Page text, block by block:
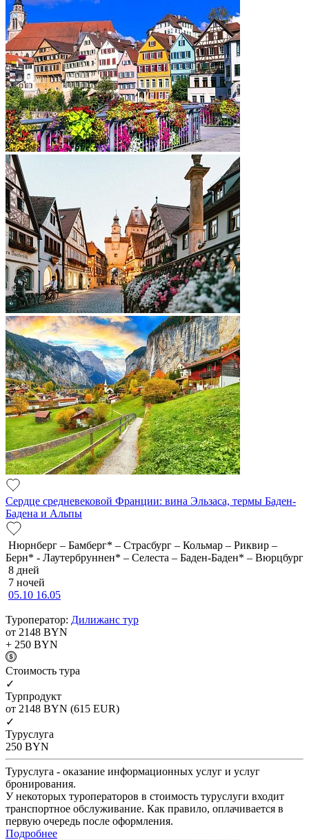
Сердце средневековой Франции: вина Эльзаса, термы Баден-
Бадена и Альпы
Нюрнберг – Бамберг* – Страсбург – Кольмар – Риквир –
Берн* - Лаутербруннен* – Селеста – Баден-Баден* – Вюрцбург
8 дней
7 ночей
05.10 16.05
Туроператор: Дилижанс тур
от 2148 BYN
+ 250 BYN
Cтоимость тура
✓
Турпродукт
от 2148 BYN (615 EUR)
✓
Туруслуга
250 BYN
Туруслуга - оказание информационных услуг и услуг
бронирования.
У некоторых туроператоров в стоимость туруслуги входит
транспортное обслуживание. Как правило, оплачивается в
первую очередь после оформления.
Подробнее